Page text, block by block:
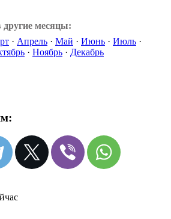
другие месяцы:
· Апрель · Май · Июнь · Июль ·
· Ноябрь · Декабрь